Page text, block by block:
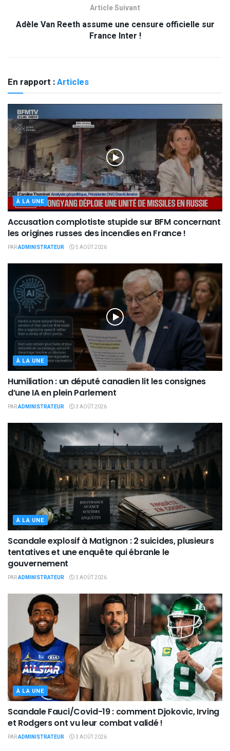
Article Suivant
Adèle Van Reeth assume une censure officielle sur
France Inter !
En rapport :Articles
À LA UNE
Accusation complotiste stupide sur BFM concernant
les origines russes des incendies en France !
PARADMINISTRATEUR 5 AOÛT 2026
À LA UNE
Humiliation : un député canadien lit les consignes
d’une IA en plein Parlement
PARADMINISTRATEUR 3 AOÛT 2026
À LA UNE
Scandale explosif à Matignon : 2 suicides, plusieurs
tentatives et une enquête qui ébranle le
gouvernement
PARADMINISTRATEUR 3 AOÛT 2026
À LA UNE
Scandale Fauci/Covid-19 : comment Djokovic, Irving
et Rodgers ont vu leur combat validé !
PARADMINISTRATEUR 3 AOÛT 2026